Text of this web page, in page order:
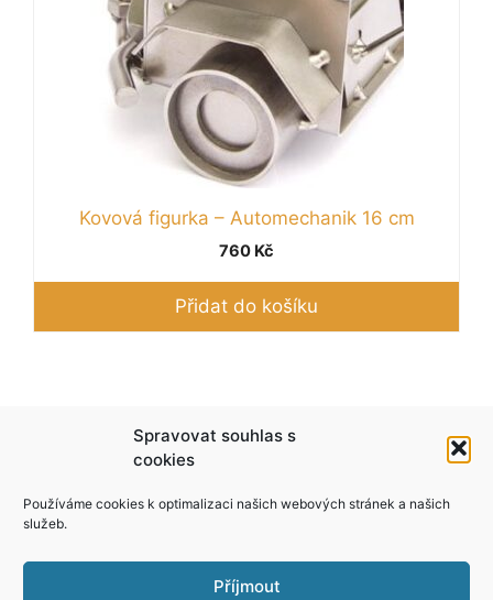
Spravovat souhlas s
cookies
Používáme cookies k optimalizaci našich webových stránek a našich
služeb.
Příjmout
Kovová figurka – Automechanik 16 cm
760 Kč
Přidat do košíku
Podle zákona o evidenci tržeb je prodávající
povinen vystavit kupujícímu účtenku. Zároveň je
daně online; v případě technického výpadku pak